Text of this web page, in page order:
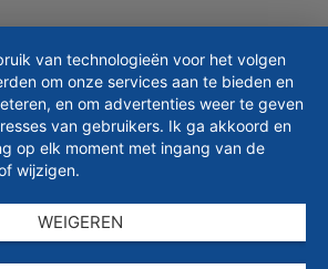
GmbH. Alle rechten voorbehouden.
van technologieën voor het volgen
om onze services aan te bieden en
en om advertenties weer te geven
van gebruikers. Ik ga akkoord en
op elk moment met ingang van de
wijzigen.
WEIGEREN